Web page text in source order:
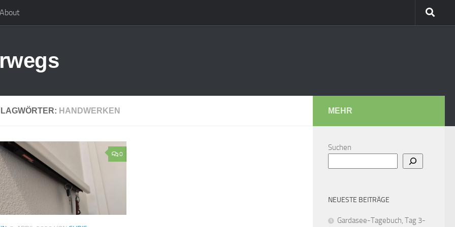
About
HANDWERKEN
0
MEHR
Suchen
NEUESTE BEITRÄGE
Gardasee-Tagebuch, Tag 3-